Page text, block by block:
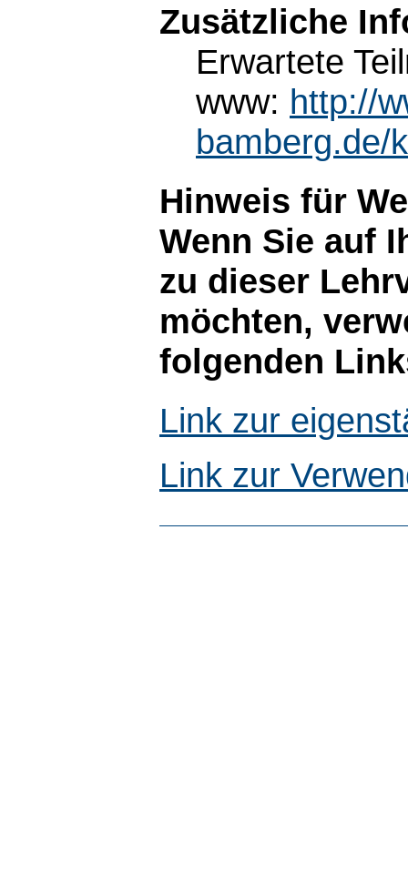
Zusätzliche
Erwartete
www: http://
bamberg.de/
Hinweis für
Wenn Sie auf
zu dieser
möchten,
folgenden
Link zur
Link zur